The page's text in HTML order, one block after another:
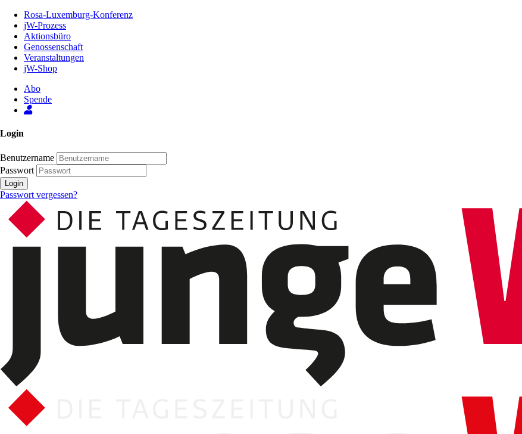
Inhalt
Seite
Rosa-Luxemburg-Konferenz
jW-Prozess
Aktionsbüro
Genossenschaft
Veranstaltungen
jW-Shop
Abo
Spende
Login
Benutzername
Passwort
Login
Passwort vergessen?